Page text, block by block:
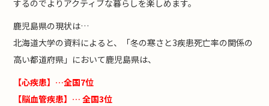
するのでよりアクティブな暮らしを楽しめます。
鹿児島県の現状は…
北海道大学の資料によると、「冬の寒さと3疾患死亡率の関係の
高い都道府県」において鹿児島県は、
【心疾患】…全国7位
【脳血管疾患】… 全国3位